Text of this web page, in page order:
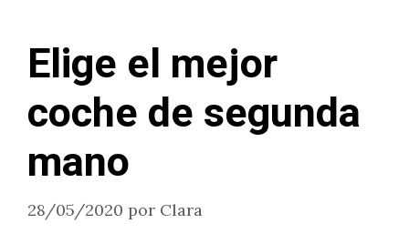
Elige el mejor
coche de segunda
mano
28/05/2020 por Clara